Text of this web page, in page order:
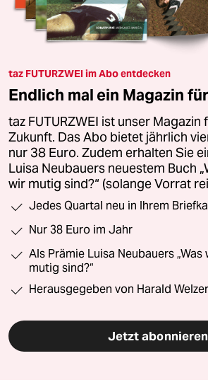
taz FUTURZWEI im Abo entdecken
Endlich mal ein Magazin
taz FUTURZWEI ist unser Magazin
Zukunft. Das Abo bietet jährlich
nur 38 Euro. Zudem erhalten Sie
Luisa Neubauers neuestem Buch
wir mutig sind?“ (solange Vorrat
Jedes Quartal neu in Ihrem
Nur 38 Euro im Jahr
Als Prämie Luisa Neubauers „Was
mutig sind?“
Herausgegeben von Harald Welzer
Jetzt abonnieren